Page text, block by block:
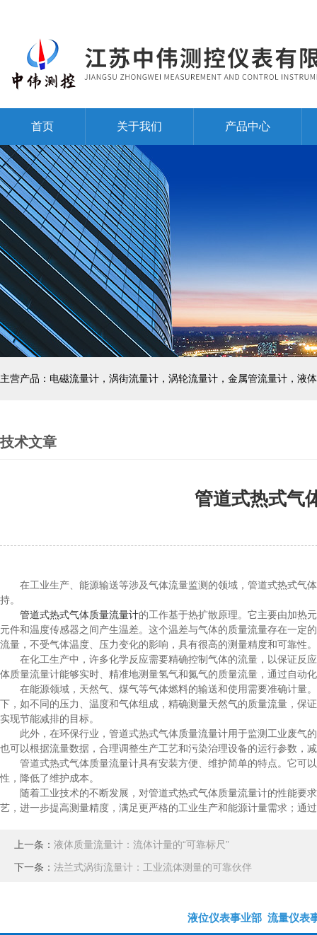
首页 关于我们 产品中心
主营产品：电磁流量计，涡街流量计，涡轮流量计，金属管流量计，液
技术文章
管道式热式气
在工业生产、能源输送等涉及气体流量监测的领域，管道式热式气体
持。
管道式热式气体质量流量计的工作基于热扩散原理。它主要由加热
元件和温度传感器之间产生温差。这个温差与气体的质量流量存在一定
流量，不受气体温度、压力变化的影响，具有很高的测量精度和可靠性。
在化工生产中，许多化学反应需要精确控制气体的流量，以保证反
体质量流量计能够实时、精准地测量氢气和氮气的质量流量，通过自动
在能源领域，天然气、煤气等气体燃料的输送和使用需要准确计量
下，如不同的压力、温度和气体组成，精确测量天然气的质量流量，保
实现节能减排的目标。
此外，在环保行业，管道式热式气体质量流量计用于监测工业废气
也可以根据流量数据，合理调整生产工艺和污染治理设备的运行参数，
管道式热式气体质量流量计具有安装方便、维护简单的特点。它可
性，降低了维护成本。
随着工业技术的不断发展，对管道式热式气体质量流量计的性能要
艺，进一步提高测量精度，满足更严格的工业生产和能源计量需求；通
上一条： 液体质量流量计：流体计量的“可靠标尺”
下一条： 法兰式涡街流量计：工业流体测量的可靠伙伴
液位仪表事业部 流量仪表